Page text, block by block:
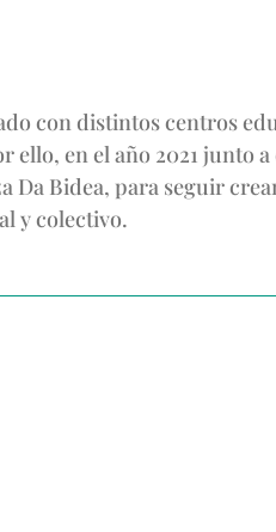
con distintos centros
en el año 2021 junto
Da Bidea, para seguir
y colectivo.